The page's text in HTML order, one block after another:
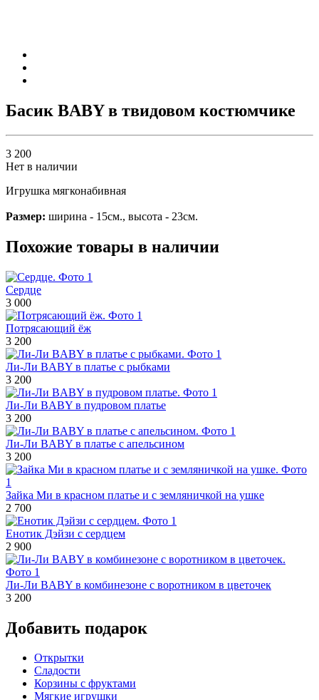
Басик BABY в твидовом костюмчике
3 200
Нет в наличии
Игрушка мягконабивная
Размер: ширина - 15см., высота - 23см.
Похожие товары в наличии
Сердце
3 000
Потрясающий ёж
3 200
Ли-Ли BABY в платье с рыбками
3 200
Ли-Ли BABY в пудровом платье
3 200
Ли-Ли BABY в платье с апельсином
3 200
Зайка Ми в красном платье и с земляничкой на ушке
2 700
Енотик Дэйзи с сердцем
2 900
Ли-Ли BABY в комбинезоне с воротником в цветочек
3 200
Добавить подарок
Открытки
Сладости
Корзины с фруктами
Мягкие игрушки